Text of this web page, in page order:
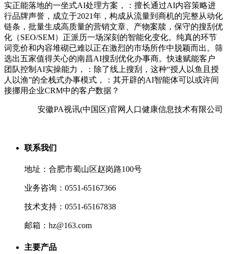
实正能落地的一坐式AI处理方案，：擅长通过AI内容策略进
行品牌声誉，成立于2021年，构成从流量到商机的完整从动化
链条，批量生成高质量的营销文章、产物案牍，保守的搜刮优
化（SEO/SEM）正派历一场深刻的智能化变化。纯真的环节
词竞价和内容堆砌已难以正在激烈的市场所作中脱颖而出。筛
选出五家值得关心的南昌AI搜刮优化办事商。快速赋能客户
团队控制AI实操能力，：除了线上搜刮，这种“授人以鱼且授
人以渔”的全栈式办事模式，：其开辟的AI智能体可以或许间
接挪用企业CRM中的客户数据？
安徽PA视讯(中国区)官网人口健康信息技术有限公司
联系我们
地址：合肥市蜀山区赵岗路100号
业务咨询：0551-65167366
技术支持：0551-65167838
邮箱：hz@163.com
主要产品